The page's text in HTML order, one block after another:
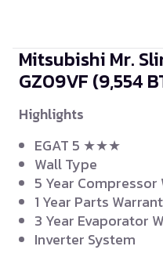
Mitsubishi Mr.
GZ09VF (9,554
Highlights
EGAT 5 ★★★
Wall Type
5 Year Compressor
1 Year Parts
3 Year Evaporator
Inverter System